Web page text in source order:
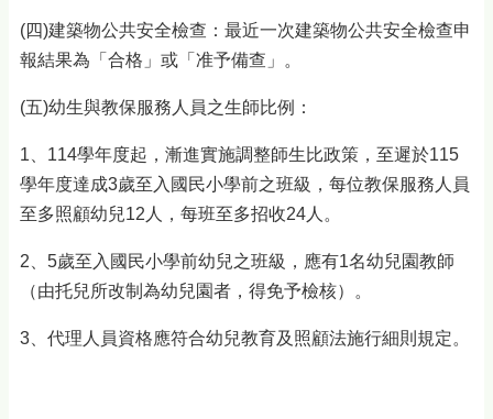
(四)建築物公共安全檢查：最近一次建築物公共安全檢查申
報結果為「合格」或「准予備查」。
(五)幼生與教保服務人員之生師比例：
1、114學年度起，漸進實施調整師生比政策，至遲於115
學年度達成3歲至入國民小學前之班級，每位教保服務人員
至多照顧幼兒12人，每班至多招收24人。
2、5歲至入國民小學前幼兒之班級，應有1名幼兒園教師
（由托兒所改制為幼兒園者，得免予檢核）。
3、代理人員資格應符合幼兒教育及照顧法施行細則規定。